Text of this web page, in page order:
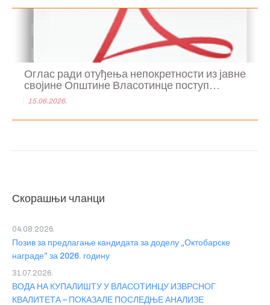
Оглас ради отуђења непокретности из јавне
својине Општине Власотинце поступ...
15.06.2026.
Скорашњи чланци
Позив за предлагање кандидата за доделу „Октобарске
награде” за 2026. годину
04.08.2026.
ВОДА НА КУПАЛИШТУ У ВЛАСОТИНЦУ ИЗВРСНОГ
КВАЛИТЕТА – ПОКАЗАЛЕ ПОСЛЕДЊЕ АНАЛИЗЕ
31.07.2026.